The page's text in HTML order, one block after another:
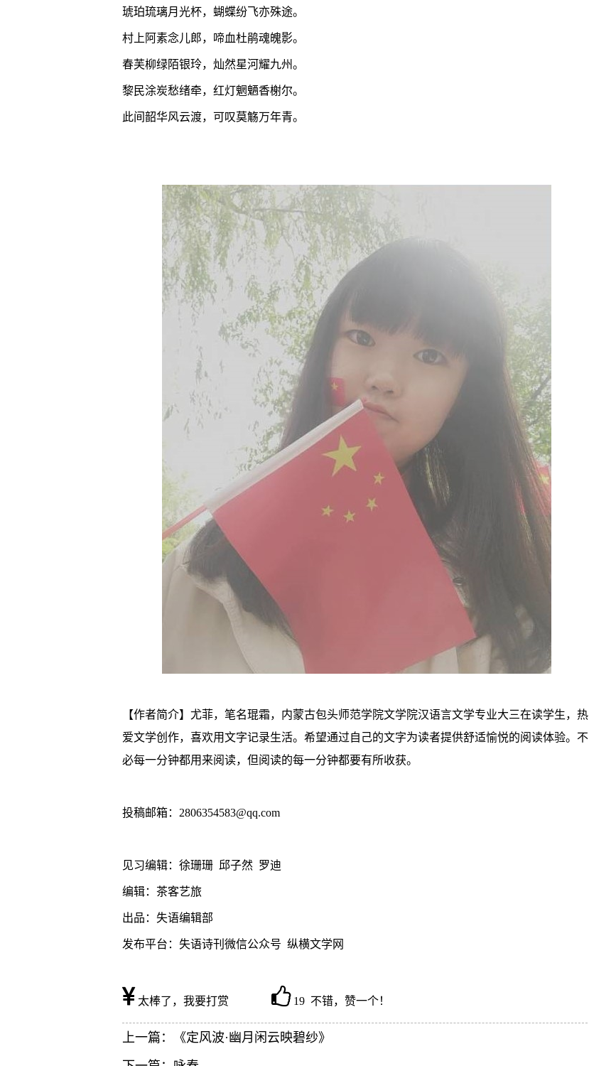
琥珀琉璃月光杯，蝴蝶纷飞亦殊途。
村上阿素念儿郎，啼血杜鹃魂魄影。
春芙柳绿陌银玲，灿然星河耀九州。
黎民涂炭愁绪牵，红灯魍魉香榭尔。
此间韶华风云渡，可叹莫觞万年青。
【作者简介】尤菲，笔名琨霜，内蒙古包头师范学院文学院汉语言文学专业大三在读学生，热
爱文学创作，喜欢用文字记录生活。希望通过自己的文字为读者提供舒适愉悦的阅读体验。不
必每一分钟都用来阅读，但阅读的每一分钟都要有所收获。
投稿邮箱：2806354583@qq.com
见习编辑：徐珊珊 邱子然 罗迪
编辑：茶客艺旅
出品：失语编辑部
发布平台：失语诗刊微信公众号 纵横文学网
太棒了，我要打赏 19 不错，赞一个！
上一篇：
《定风波·幽月闲云映碧纱》